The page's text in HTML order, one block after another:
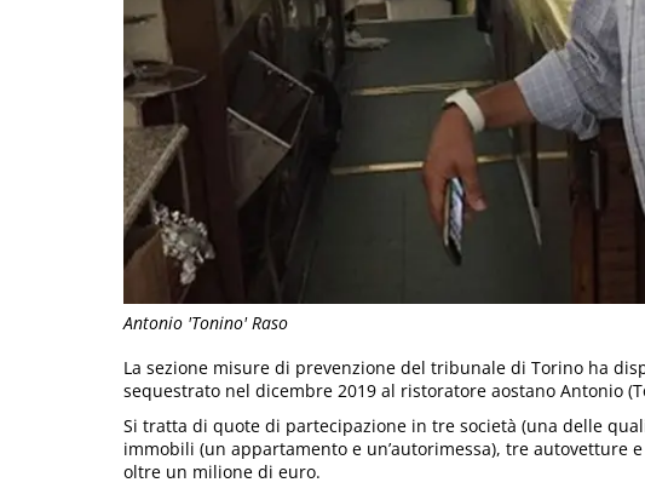
Antonio 'Tonino' Raso
La sezione misure di prevenzione del tribunale di Torino ha
sequestrato nel dicembre 2019 al ristoratore aostano Antonio
Si tratta di quote di partecipazione in tre società (una delle
immobili (un appartamento e un’autorimessa), tre
oltre un milione di euro.